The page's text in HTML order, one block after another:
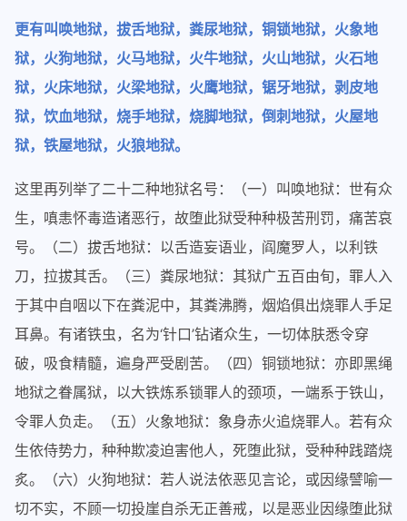
更有叫唤地狱，拔舌地狱，粪尿地狱，铜锁地狱，火象地
狱，火狗地狱，火马地狱，火牛地狱，火山地狱，火石地
狱，火床地狱，火梁地狱，火鹰地狱，锯牙地狱，剥皮地
狱，饮血地狱，烧手地狱，烧脚地狱，倒刺地狱，火屋地
狱，铁屋地狱，火狼地狱。
这里再列举了二十二种地狱名号：（一）叫唤地狱：世有众
生，嗔恚怀毒造诸恶行，故堕此狱受种种极苦刑罚，痛苦哀
号。（二）拔舌地狱：以舌造妄语业，阎魔罗人，以利铁
刀，拉拔其舌。（三）粪尿地狱：其狱广五百由旬，罪人入
于其中自咽以下在粪泥中，其粪沸腾，烟焰俱出烧罪人手足
耳鼻。有诸铁虫，名为‘针口’钻诸众生，一切体肤悉令穿
破，吸食精髓，遍身严受剧苦。（四）铜锁地狱：亦即黑绳
地狱之眷属狱，以大铁炼系锁罪人的颈项，一端系于铁山，
令罪人负走。（五）火象地狱：象身赤火追烧罪人。若有众
生依侍势力，种种欺凌迫害他人，死堕此狱，受种种践踏烧
炙。（六）火狗地狱：若人说法依恶见言论，或因缘譬喻一
切不实，不顾一切投崖自杀无正善戒，以是恶业因缘堕此狱